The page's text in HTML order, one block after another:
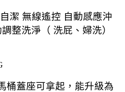
潔 無線遙控 自動感應沖
整洗淨 （ 洗屁、婦洗）
桶蓋座可拿起，能升級為